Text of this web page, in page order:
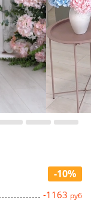
-10%
-1163 руб